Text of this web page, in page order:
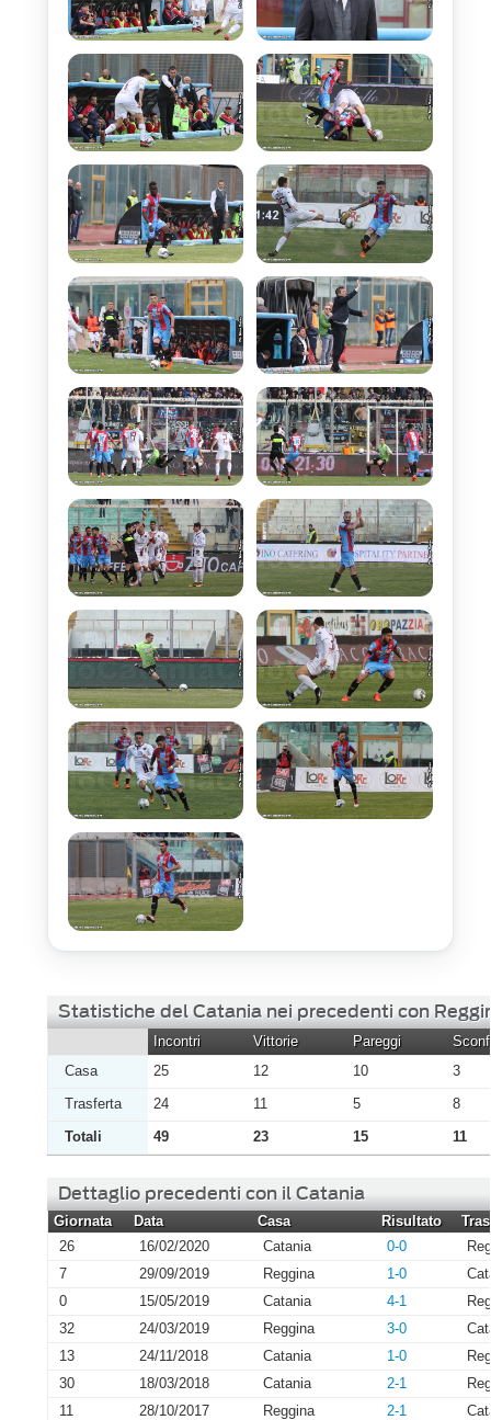
Statistiche del Catania nei precedenti con
Incontri Vittorie Pareggi
Casa
25 12 10
3
Trasferta
24 11 5
8
Totali
49 23 15 11
Dettaglio precedenti con il Catania
Giornata Data Casa Risultato
26
16/02/2020 Catania 0-0
7
29/09/2019 Reggina 1-0
0
15/05/2019 Catania 4-1
32
24/03/2019 Reggina 3-0
13
24/11/2018 Catania 1-0
30
18/03/2018 Catania 2-1
11
28/10/2017 Reggina 2-1